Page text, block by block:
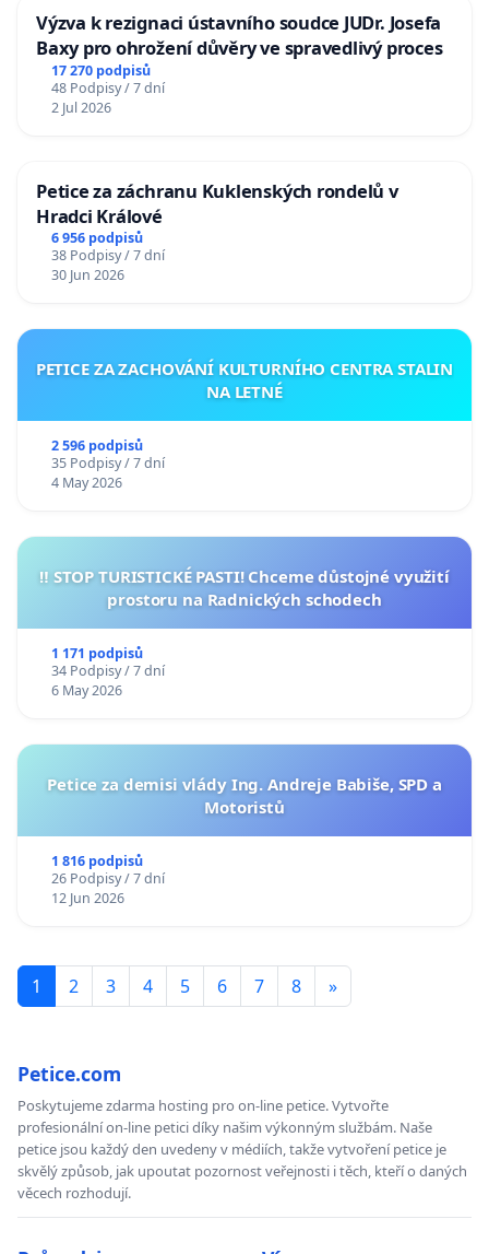
Výzva k rezignaci ústavního soudce JUDr. Josefa
Baxy pro ohrožení důvěry ve spravedlivý proces
17 270 podpisů
48 Podpisy / 7 dní
2 Jul 2026
Petice za záchranu Kuklenských rondelů v
Hradci Králové
6 956 podpisů
38 Podpisy / 7 dní
30 Jun 2026
PETICE ZA ZACHOVÁNÍ KULTURNÍHO CENTRA STALIN
NA LETNÉ
2 596 podpisů
35 Podpisy / 7 dní
4 May 2026
‼️ STOP TURISTICKÉ PASTI! Chceme důstojné využití
prostoru na Radnických schodech
1 171 podpisů
34 Podpisy / 7 dní
6 May 2026
Petice za demisi vlády Ing. Andreje Babiše, SPD a
Motoristů
1 816 podpisů
26 Podpisy / 7 dní
12 Jun 2026
1 2 3 4 5 6 7 8 »
Petice.com
Poskytujeme zdarma hosting pro on-line petice. Vytvořte
profesionální on-line petici díky našim výkonným službám. Naše
petice jsou každý den uvedeny v médiích, takže vytvoření petice je
skvělý způsob, jak upoutat pozornost veřejnosti i těch, kteří o daných
věcech rozhodují.